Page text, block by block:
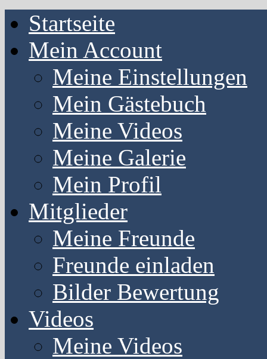
Startseite
Mein Account
Meine Einstellungen
Mein Gästebuch
Meine Videos
Meine Galerie
Mein Profil
Mitglieder
Meine Freunde
Freunde einladen
Bilder Bewertung
Videos
Meine Videos